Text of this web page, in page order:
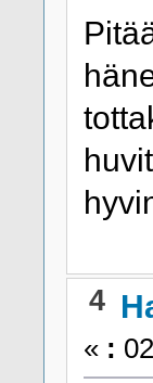
4
« :